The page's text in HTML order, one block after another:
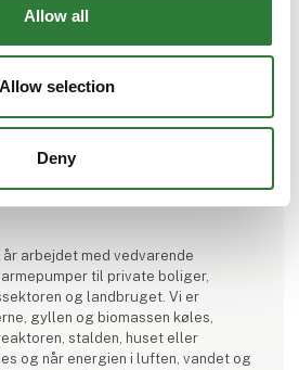
Allow all
Allow selection
Deny
år arbejdet med vedvarende
til private boliger,
og landbruget. Vi er
gyllen og biomassen køles,
stalden, huset eller
og når energien i luften, vandet og